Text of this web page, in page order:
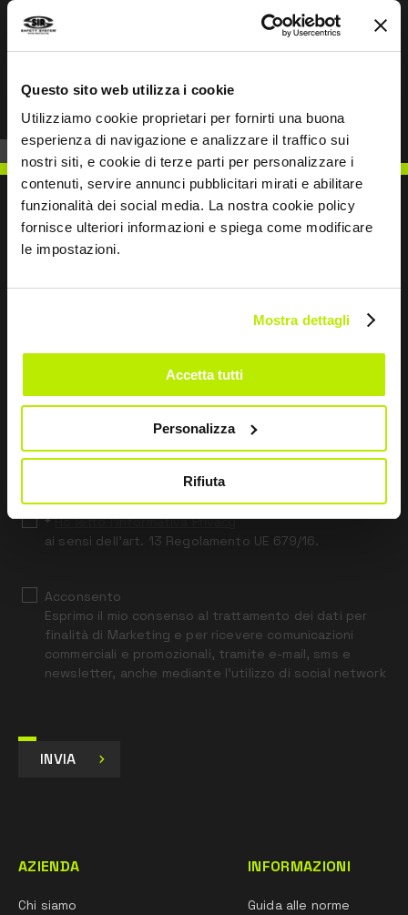
Questo sito web utilizza i cookie
Utilizziamo cookie proprietari per fornirti una buona
esperienza di navigazione e analizzare il traffico sui
nostri siti, e cookie di terze parti per personalizzare i
contenuti, servire annunci pubblicitari mirati e abilitare
funzionalità dei social media. La nostra cookie policy
fornisce ulteriori informazioni e spiega come modificare
le impostazioni.
Mostra dettagli
Accetta tutti
Personalizza
Rifiuta
Restiamo in contatto
field
*Ho letto l’Informativa Privacy
ai sensi dell’art. 13 Regolamento UE 679/16.
Acconsento
Esprimo il mio consenso al trattamento dei dati per
finalità di Marketing e per ricevere comunicazioni
commerciali e promozionali, tramite e-mail, sms e
newsletter, anche mediante l’utilizzo di social network
INVIA
AZIENDA
Chi siamo
INFORMAZIONI
Guida alle norme